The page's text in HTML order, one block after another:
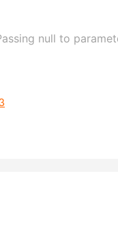
null to